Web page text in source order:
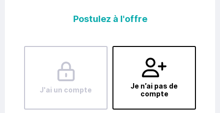
Postulez à l'offre
J'ai un compte
Je n’ai pas de
compte